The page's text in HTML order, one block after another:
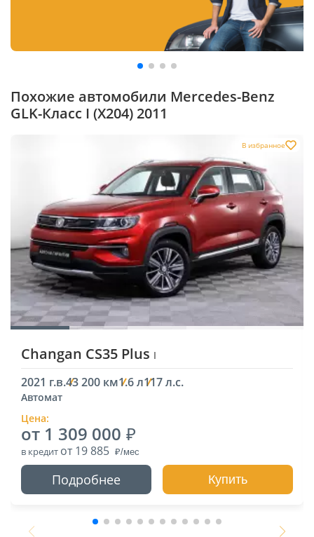
Похожие автомобили Mercedes-Benz
GLK-Класс I (X204) 2011
В избранное
Changan CS35 Plus I
2021 г.в.43 200 км1.6 л117 л.с.
Автомат
Цена:
от 1 309 000
в кредит от 19 885
Подробнее Купить